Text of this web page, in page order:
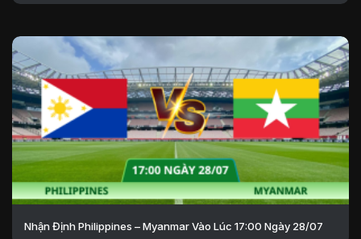
Nhận Định Philippines – Myanmar Vào Lúc 17:00 Ngày 28/07